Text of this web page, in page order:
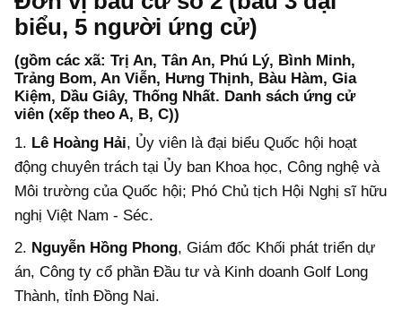
biểu, 5 người ứng cử)
(gồm các xã: Trị An, Tân An, Phú Lý, Bình Minh,
Trảng Bom, An Viễn, Hưng Thịnh, Bàu Hàm, Gia
Kiệm, Dầu Giây, Thống Nhất. Danh sách ứng cử
viên (xếp theo A, B, C))
1. Lê Hoàng Hải, Ủy viên là đại biểu Quốc hội hoạt
động chuyên trách tại Ủy ban Khoa học, Công nghệ và
Môi trường của Quốc hội; Phó Chủ tịch Hội Nghị sĩ hữu
nghị Việt Nam - Séc.
2. Nguyễn Hồng Phong, Giám đốc Khối phát triển dự
án, Công ty cổ phần Đầu tư và Kinh doanh Golf Long
Thành, tỉnh Đồng Nai.